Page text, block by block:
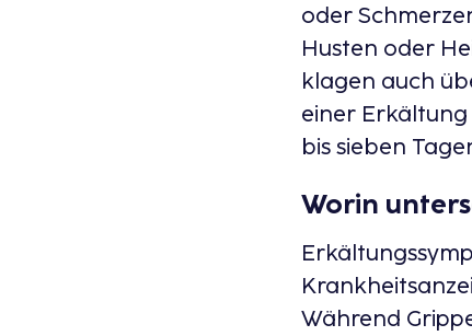
oder
Husten oder
klagen auch
einer Erkältung
bis sieben
Worin
Während